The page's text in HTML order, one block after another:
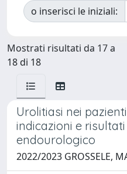
o inserisci le iniziali:
Mostrati risultati da 17 a
18 di 18
Urolitiasi nei
indicazioni e
endourologico
2022/2023 GROSSELE,